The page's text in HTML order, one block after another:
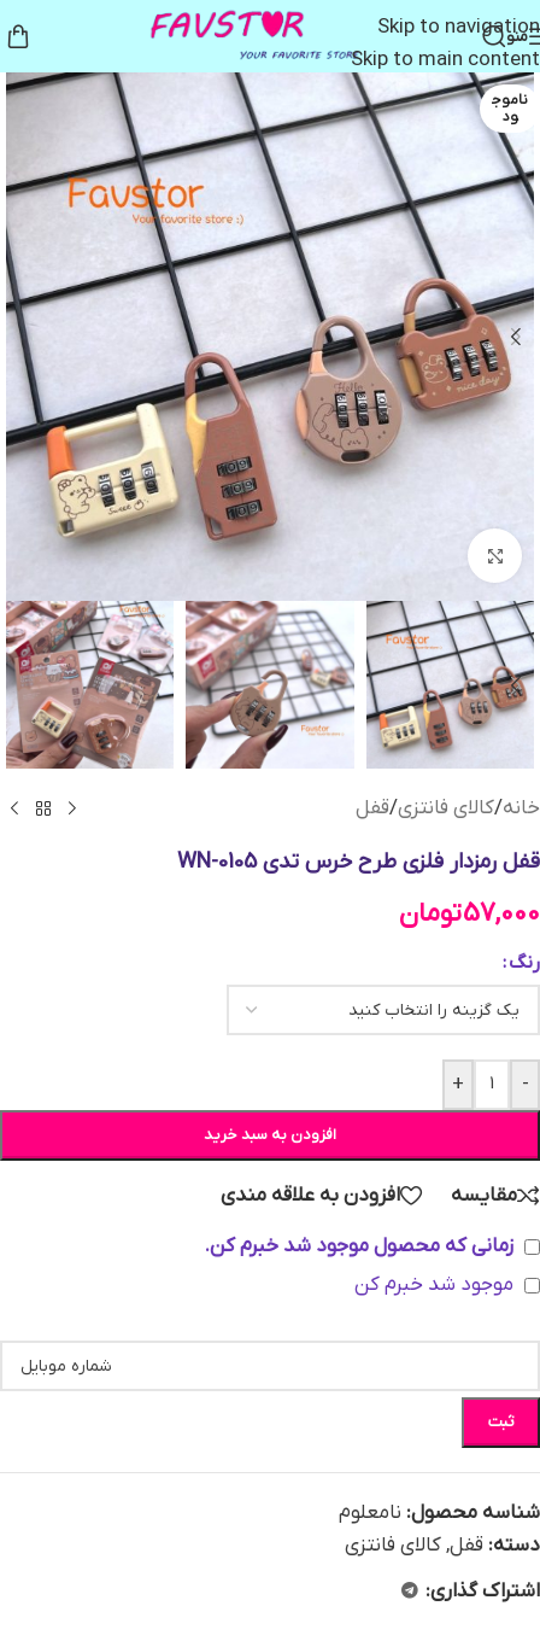
Skip to navigation
Skip to main content
منو
ناموج
ود
بزرگنمایی تصویر
خانه/کالای فانتزی/قفل
قفل رمزدار فلزی طرح خرس تدی WN-0105
57,000تومان
رنگ
-
+
افزودن به سبد خرید
مقایسه
افزودن به علاقه مندی
زمانی که محصول موجود شد خبرم کن.
موجود شد خبرم کن
ثبت
شناسه محصول: نامعلوم
دسته: قفل,کالای فانتزی
اشتراک گذاری: